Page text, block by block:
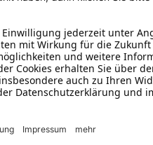
Mit deiner
E-Mail-